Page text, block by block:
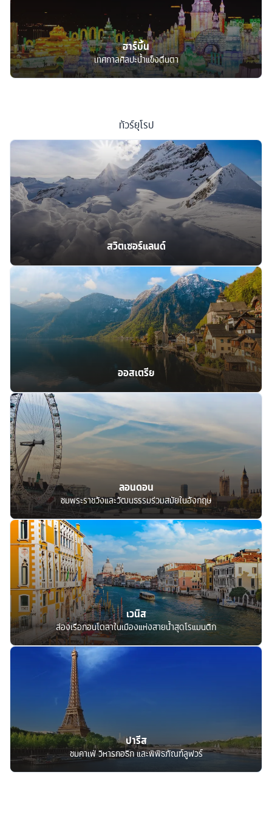
ฮาร์บิ้น
เทศกาลศิลปะน้ำแข็งตื่นตา
ทัวร์ยุโรป
สวิตเซอร์แลนด์
ออสเตรีย
ลอนดอน
ชมพระราชวังและวัฒนธรรมร่วมสมัยในอังกฤษ
เวนิส
ล่องเรือกอนโดลาในเมืองแห่งสายน้ำสุดโรแมนติก
ปารีส
ชมคาเฟ่ วิหารกอธิก และพิพิธภัณฑ์ลูฟวร์